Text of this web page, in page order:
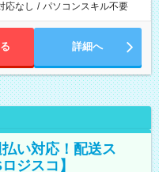
応なし / パソコンスキル不要
詳細へ
い対応！配送ス
ジスコ】